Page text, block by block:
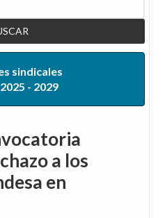
sindicales
- 2029
a los
en